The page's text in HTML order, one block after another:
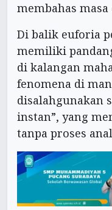
membahas masa
Di balik euforia
memiliki
di kalangan
fenomena di
disalahgunakan
instan”, yang
tanpa proses